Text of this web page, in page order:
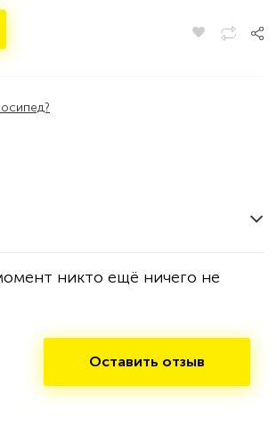
никто ещё ничего не
Оставить отзыв